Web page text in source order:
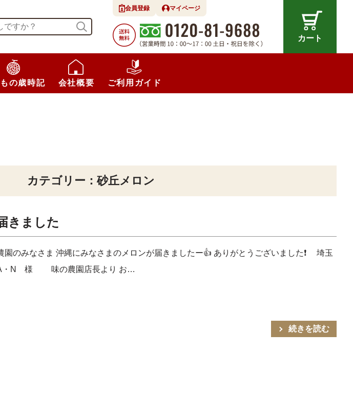
会員登録 マイページ
カート
の歳時記 会社概要 ご利用ガイド
カテゴリー：砂丘メロン
きました
園のみなさま 沖縄にみなさまのメロンが届きましたー👍 ありがとうございました❗ 埼玉
N 様 味の農園店長より お…
続きを読む